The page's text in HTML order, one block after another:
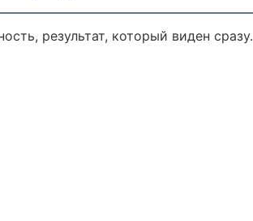
результат, который виден сразу.